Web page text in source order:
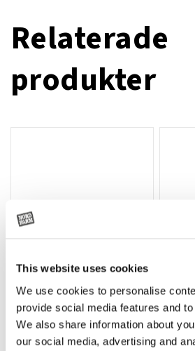
This website uses cookies
We use cookies to personalise
provide social media features and
We also share information about
our social media, advertising and
Relaterade
produkter
T-shirt Avant barn grön 92 cm
G0007
T-shirt
cm